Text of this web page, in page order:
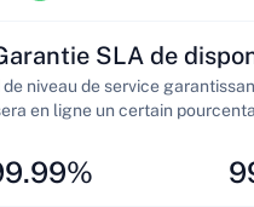
SLA de
niveau de service
en ligne un certain